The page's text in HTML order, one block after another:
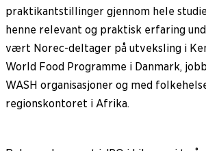
praktikantstillinger gjennom hele
henne relevant og praktisk erfaring
vært Norec-deltager på utveksling i
World Food Programme i Danmark,
WASH organisasjoner og med
regionskontoret i Afrika.